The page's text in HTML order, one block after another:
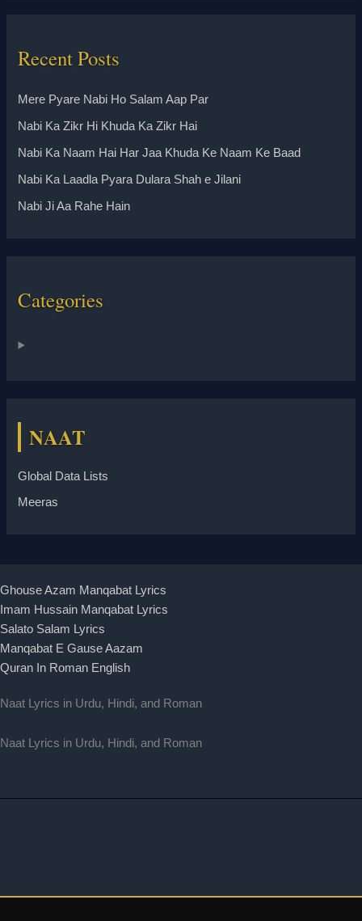
Recent Posts
Mere Pyare Nabi Ho Salam Aap Par
Nabi Ka Zikr Hi Khuda Ka Zikr Hai
Nabi Ka Naam Hai Har Jaa Khuda Ke Naam Ke Baad
Nabi Ka Laadla Pyara Dulara Shah e Jilani
Nabi Ji Aa Rahe Hain
Categories
NAAT
Global Data Lists
Meeras
Ghouse Azam Manqabat Lyrics
Imam Hussain Manqabat Lyrics
Salato Salam Lyrics
Manqabat E Gause Aazam
Quran In Roman English
Naat Lyrics in Urdu, Hindi, and Roman
Naat Lyrics in Urdu, Hindi, and Roman